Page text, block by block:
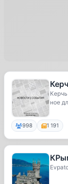
ное
998 1 191